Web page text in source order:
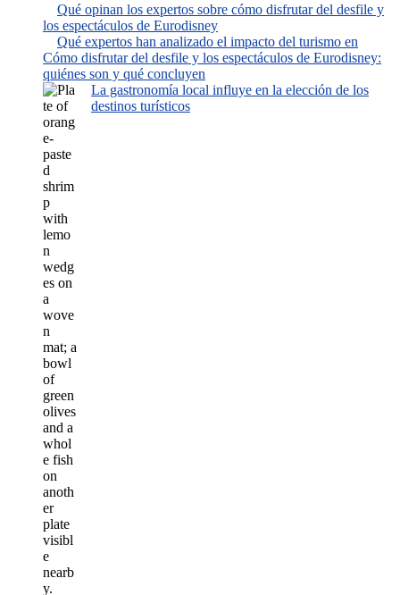
Qué opinan los expertos sobre cómo disfrutar del desfile y
los espectáculos de Eurodisney
Qué expertos han analizado el impacto del turismo en
Cómo disfrutar del desfile y los espectáculos de Eurodisney:
quiénes son y qué concluyen
La gastronomía local influye en la elección de los
destinos turísticos